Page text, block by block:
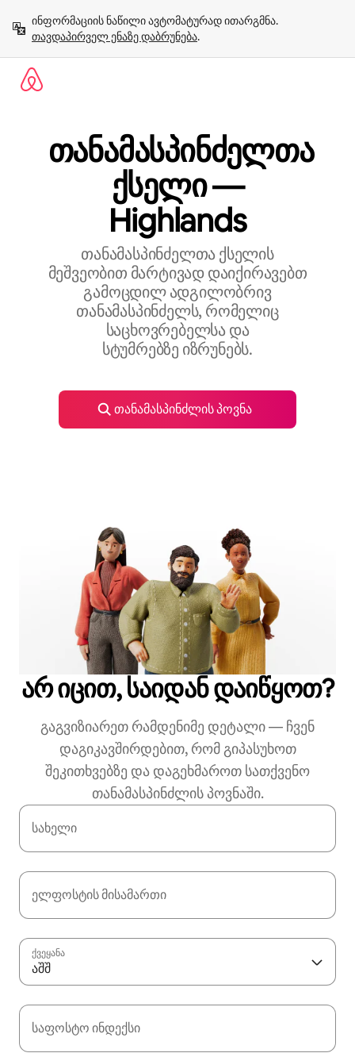
გადასვლა
თავდაპირველ ენაზე დაბრუნება.
თანამასპინძელთა
ქსელი —
Highlands
თანამასპინძელთა ქსელის
მეშვეობით მარტივად დაიქირავებთ
გამოცდილ ადგილობრივ
თანამასპინძელს, რომელიც
საცხოვრებელსა და
სტუმრებზე იზრუნებს.
თანამასპინძლის პოვნა
არ იცით, საიდან დაიწყოთ?
გაგვიზიარეთ რამდენიმე დეტალი — ჩვენ
დაგიკავშირდებით, რომ გიპასუხოთ
შეკითხვებზე და დაგეხმაროთ სათქვენო
თანამასპინძლის პოვნაში.
სახელი
ელფოსტის მისამართი
ქვეყანა
აშშ
საფოსტო ინდექსი